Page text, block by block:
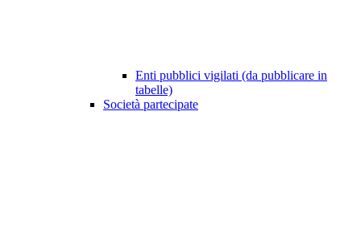
Enti pubblici vigilati (da pubblicare in
tabelle)
Società partecipate